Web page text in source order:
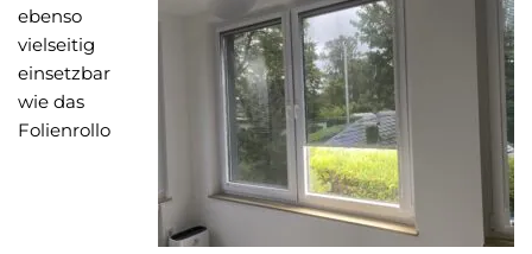
ebenso
vielseitig
einsetzbar
wie das
Folienrollo